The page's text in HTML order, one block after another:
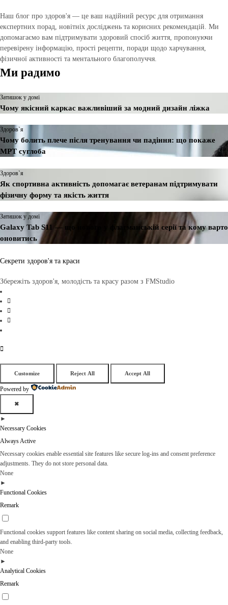
Наш блог про здоров'я — це ваш надійний ресурс для отримання
експертних порад, новітніх досліджень та корисних рекомендацій. Ми
допомагаємо вам підтримувати здоровий спосіб життя, пропонуючи
перевірену інформацію, прості рецепти, поради щодо харчування,
фізичної активності та ментального благополуччя.
Ми радимо
Затишок у домі
Чому якісний каркас важливіший за модний дизайн ліжка
Здоров`я
Чому болить плече після тренування чи падіння: що покаже
МРТ суглоба
Здоров`я
Як спортивна активність допомагає ветеранам підтримувати
фізичну форму та якість життя
Затишок у домі
Galaxy Tab S11 — що нового у флагманській серії та кому варто
оновитись
Секрети здоров'я та краси
Збережіть здоров'я, молодість та красу разом з FMStudio
Customize Reject All Accept All
Powered by
✖
►
Necessary Cookies
Always Active
Necessary cookies enable essential site features like secure log-ins and consent preference
adjustments. They do not store personal data.
None
►
Functional Cookies
Remark
Functional cookies support features like content sharing on social media, collecting feedback,
and enabling third-party tools.
None
►
Analytical Cookies
Remark